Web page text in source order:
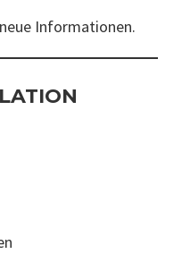
Informationen.